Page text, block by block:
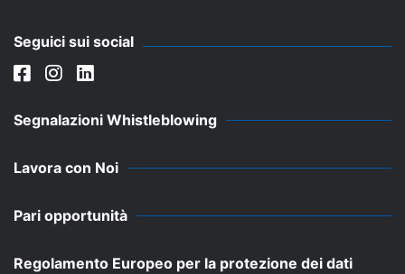
Seguici sui social
Segnalazioni Whistleblowing
Lavora con Noi
Pari opportunità
Regolamento Europeo per la protezione dei dati